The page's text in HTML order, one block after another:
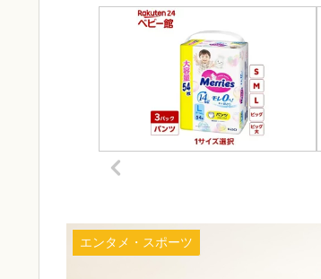
エンタメ・スポーツ